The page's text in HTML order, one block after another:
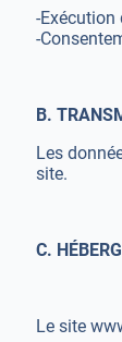
-
-
B.
Les
site.
C.
Le site